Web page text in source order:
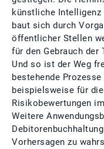
künstliche Intelligenz
baut sich durch
öffentlicher Stellen
für den Gebrauch der
Und so ist der Weg
bestehende
beispielsweise für
Risikobewertungen
Weitere
Vorhersagen zu